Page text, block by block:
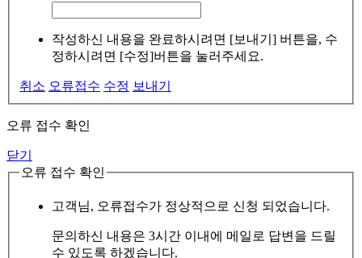
작성하신 내용을 완료하시려면 [보내기] 버튼을, 수
정하시려면 [수정]버튼을 눌러주세요.
취소 오류접수 수정 보내기
오류 접수 확인
닫기
오류 접수 확인
고객님, 오류접수가 정상적으로 신청 되었습니다.
문의하신 내용은 3시간 이내에 메일로 답변을 드릴
수 있도록 하겠습니다.